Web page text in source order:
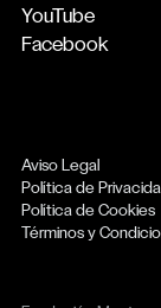
YouTube
Facebook
Aviso Legal
Política de
Política de Cookies
Términos y